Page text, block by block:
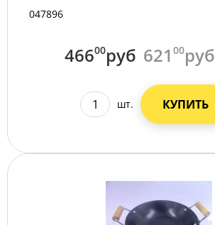
047896
46600руб 621 00руб
шт. КУПИТЬ